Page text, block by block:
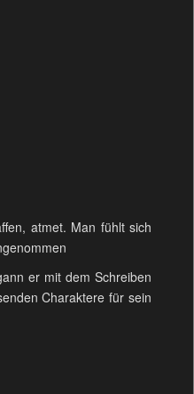
atmet. Man fühlt sich
er mit dem Schreiben
Charaktere für sein